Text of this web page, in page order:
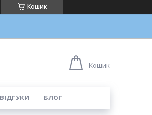
Кошик
Кошик
ВІДГУКИ БЛОГ